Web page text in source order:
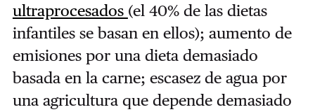
ultraprocesados (el 40% de las dietas
infantiles se basan en ellos); aumento de
emisiones por una dieta demasiado
basada en la carne; escasez de agua por
una agricultura que depende demasiado